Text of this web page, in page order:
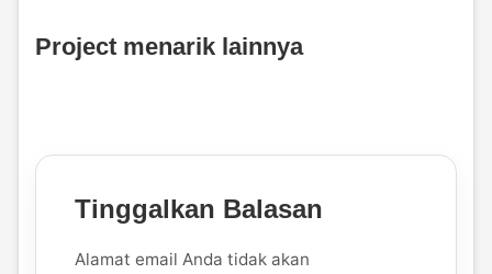
Project menarik lainnya
Tinggalkan Balasan
Alamat email Anda tidak akan